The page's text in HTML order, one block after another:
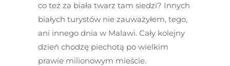
co też za biała twarz tam siedzi? Innych
białych turystów nie zauważyłem, tego,
ani innego dnia w Malawi. Cały kolejny
dzień chodzę piechotą po wielkim
prawie milionowym mieście.